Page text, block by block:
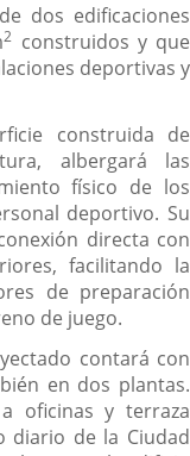
dos edificaciones
2 construidos y que
deportivas y
construida de
albergará las
físico de los
deportivo. Su
directa con
facilitando la
de preparación
de juego.
contará con
en dos plantas.
oficinas y terraza
diario de la Ciudad